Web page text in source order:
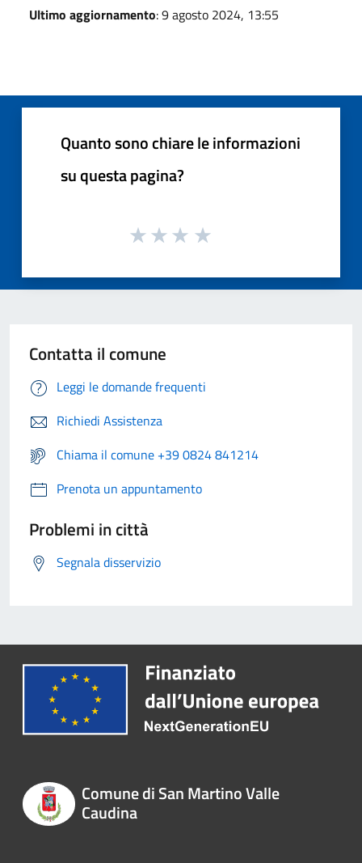
Ultimo aggiornamento: 9 agosto 2024, 13:55
Quanto sono chiare le informazioni
su questa pagina?
Contatta il comune
Leggi le domande frequenti
Richiedi Assistenza
Chiama il comune +39 0824 841214
Prenota un appuntamento
Problemi in città
Segnala disservizio
Comune di San Martino Valle
Caudina